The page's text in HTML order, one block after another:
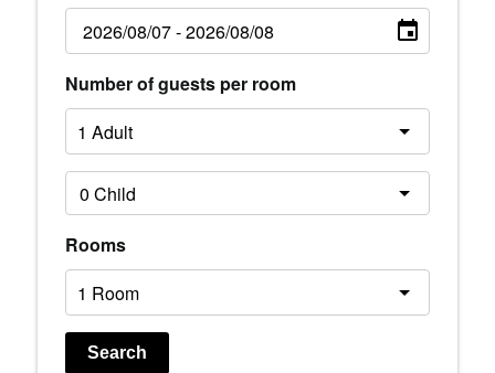
Number of guests per room
Rooms
Search